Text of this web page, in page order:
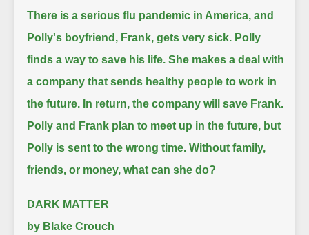
There is a serious flu pandemic in America, and
Polly's boyfriend, Frank, gets very sick. Polly
finds a way to save his life. She makes a deal with
a company that sends healthy people to work in
the future. In return, the company will save Frank.
Polly and Frank plan to meet up in the future, but
Polly is sent to the wrong time. Without family,
friends, or money, what can she do?
DARK MATTER
by Blake Crouch